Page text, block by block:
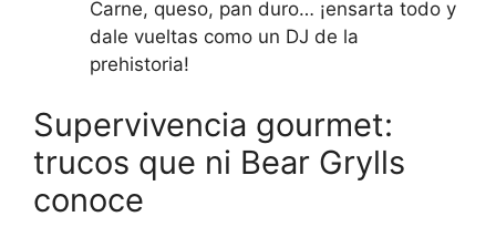
Carne, queso, pan duro… ¡ensarta todo y
dale vueltas como un DJ de la
prehistoria!
Supervivencia gourmet:
trucos que ni Bear Grylls
conoce